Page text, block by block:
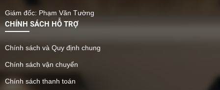
Giám đốc: Phạm Văn Tường
CHÍNH SÁCH HỖ TRỢ
Chính sách và Quy định chung
Chính sách vận chuyển
Chính sách thanh toán